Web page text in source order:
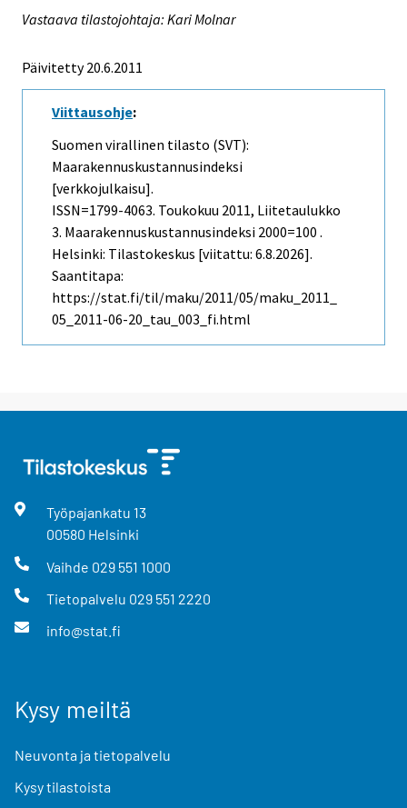
Vastaava tilastojohtaja: Kari Molnar
Päivitetty 20.6.2011
Viittausohje:
Suomen virallinen tilasto (SVT):
Maarakennuskustannusindeksi
[verkkojulkaisu].
ISSN=1799-4063. Toukokuu 2011, Liitetaulukko
3. Maarakennuskustannusindeksi 2000=100 .
Helsinki: Tilastokeskus [viitattu: 6.8.2026].
Saantitapa:
https://stat.fi/til/maku/2011/05/maku_2011_
05_2011-06-20_tau_003_fi.html
Työpajankatu 13
00580 Helsinki
Vaihde 029 551 1000
Tietopalvelu 029 551 2220
info@stat.fi
Kysy meiltä
Neuvonta ja tietopalvelu
Kysy tilastoista